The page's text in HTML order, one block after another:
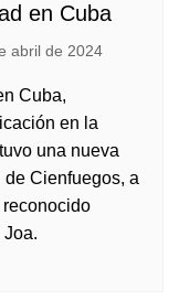
en Cuba
abril de 2024
Cuba,
en la
una nueva
Cienfuegos, a